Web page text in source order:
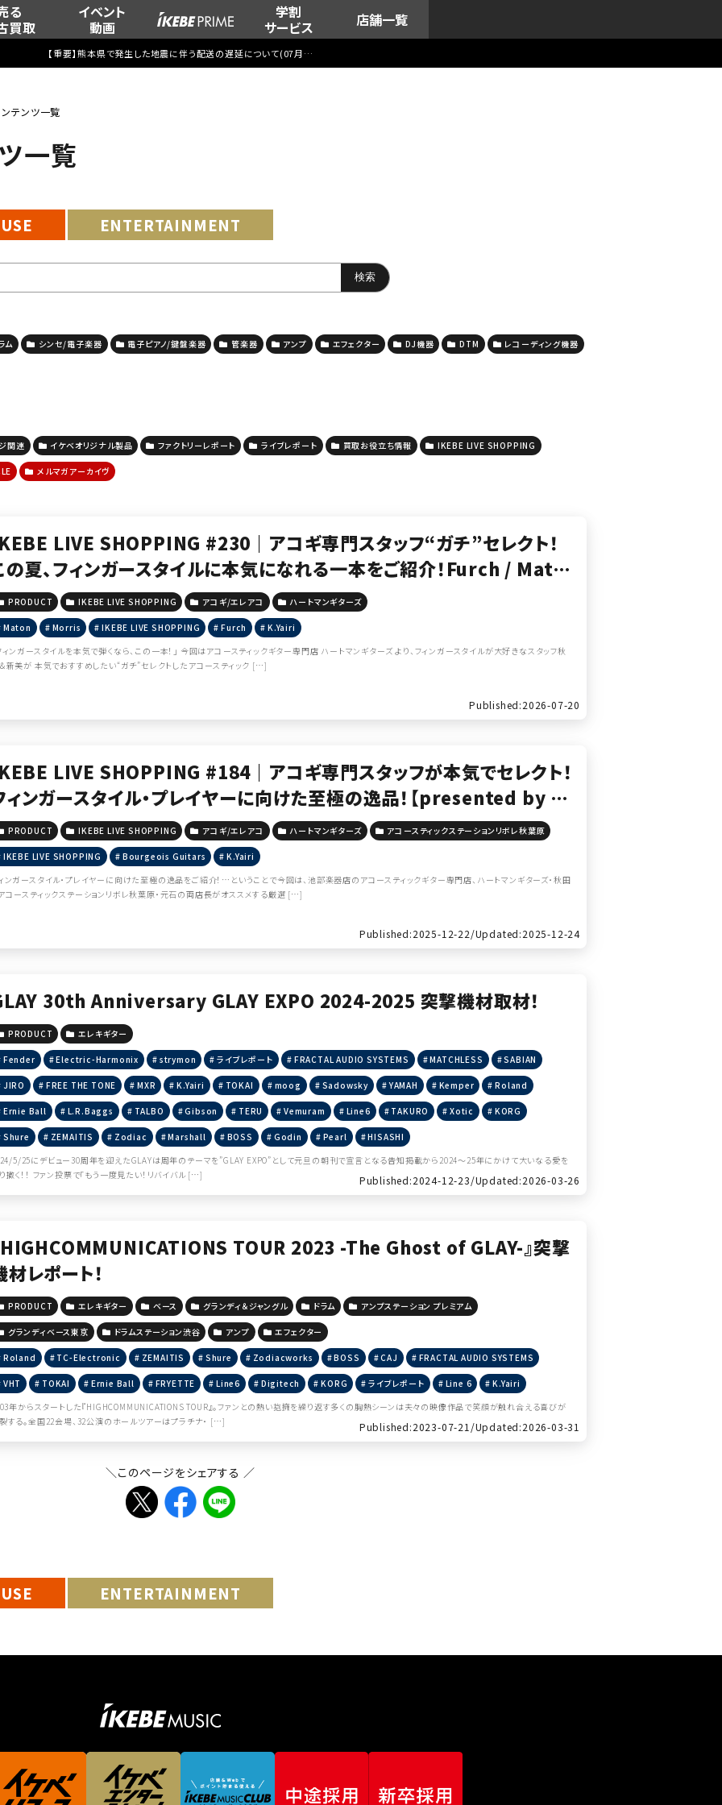
る
買取
イベント
動画
学割
サービス
店舗一覧
【重要】熊本県で発生した地震に伴う配送の遅延について(07月29日
テンツ一覧
一覧
ENTERTAINMENT
ム シンセ/電子楽器 電子ピアノ/鍵盤楽器 管楽器 アンプ エフェクター DJ機器 DTM レコーディング機器
関連 イケベオリジナル製品 ファクトリーレポート ライブレポート 買取お役立ち情報 IKEBE LIVE SHOPPING
メルマガアーカイヴ
LIVE SHOPPING #230｜アコギ専門スタッフ“ガチ”セレクト！
の夏、フィンガースタイルに本気になれる一本をご紹介！Furch / Mato
/ Morris / K.Yairi 【presented by ハートマンギターズ】
PRODUCT IKEBE LIVE SHOPPING アコギ/エレアコ ハートマンギターズ
Maton Morris IKEBE LIVE SHOPPING Furch
K.Yairi
ィンガースタイルを本気で弾くなら、この一本！」 今回はアコースティックギター専門店 ハートマンギターズ より、フィンガースタイルが大好きなスタッフ秋
新美が 本気でおすすめしたい“ガチ”セレクトしたアコースティック […]
Published:2026-07-20
LIVE SHOPPING #184｜アコギ専門スタッフが本気でセレクト！
ィンガースタイル・プレイヤーに向けた至極の逸品！【presented by ハ
トマンギターズ＆アコースティックステーションリボレ秋葉原】
PRODUCT IKEBE LIVE SHOPPING アコギ/エレアコ ハートマンギターズ アコースティックステーションリボレ秋葉原
IKEBE LIVE SHOPPING Bourgeois Guitars
K.Yairi
ンガースタイル・プレイヤーに向けた至極の逸品をご紹介！…ということで今回は、池部楽器店のアコースティックギター専門店、ハートマンギターズ・秋田
コースティックステーションリボレ秋葉原・元石の両店長がオススメする厳選 […]
Published:2025-12-22/Updated:2025-12-24
30th Anniversary GLAY EXPO 2024-2025 突撃機材取材！
PRODUCT エレキギター
Fender Electric-Harmonix strymon ライブレポート FRACTAL AUDIO SYSTEMS MATCHLESS SABIAN
JIRO FREE THE TONE MXR K.Yairi TOKAI moog Sadowsky YAMAH Kemper Roland
Ernie Ball L.R.Baggs TALBO Gibson TERU Vemuram Line6 TAKURO Xotic KORG
Shure ZEMAITIS Zodiac Marshall BOSS Godin Pearl
HISASHI
5/25にデビュー30周年を迎えたGLAYは周年のテーマを”GLAY EXPO”として元旦の朝刊で宣言となる告知掲載から2024～25年にかけて大いなる愛を
撒く！！ ファン投票で「もう一度見たい！リバイバル […]
Published:2024-12-23/Updated:2026-03-26
HIGHCOMMUNICATIONS TOUR 2023 -The Ghost of GLAY-』突撃
材レポート！
PRODUCT エレキギター ベース グランディ＆ジャングル ドラム アンプステーション プレミアム
グランディベース東京 ドラムステーション渋谷 アンプ エフェクター
Roland TC-Electronic ZEMAITIS Shure Zodiacworks BOSS CAJ FRACTAL AUDIO SYSTEMS
VHT TOKAI Ernie Ball FRYETTE Line6 Digitech KORG ライブレポート Line 6
K.Yairi
年からスタートした『HIGHCOMMUNICATIONS TOUR』。ファンとの熱い抱擁を繰り返す多くの胸熱シーンは夫々の映像作品で笑顔が触れ合える喜びが
する。全国22会場、32公演のホールツアーはプラチナ・ […]
Published:2023-07-21/Updated:2026-03-31
＼このページをシェアする ／
ENTERTAINMENT